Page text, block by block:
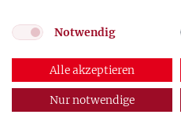
Impressum
ABONNEMENT
Notwendig
Alle akzeptieren
Nur notwendige